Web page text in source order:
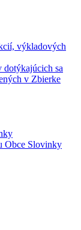
výkladových
dotýkajúcich sa
v Zbierke
Obce Slovinky